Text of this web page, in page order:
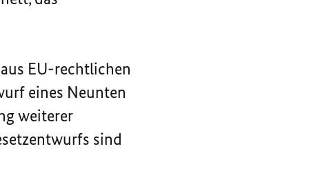
EU-rechtlichen
eines Neunten
weiterer
sind